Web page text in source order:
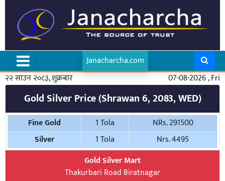
Janacharcha.com
२२ साउन २०८३, शुक्रबार
07-08-2026 , Fri
Gold Silver Price (Shrawan 6, 2083, WED)
Fine Gold 1 Tola
NRs. 291500
Silver
1 Tola
Nrs. 4495
Gold Silver Mart
Thakurbari Road Biratnagar